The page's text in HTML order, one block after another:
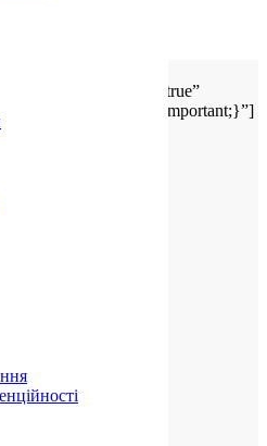
collapsible_all=”true”
left: 0px !important;}”]